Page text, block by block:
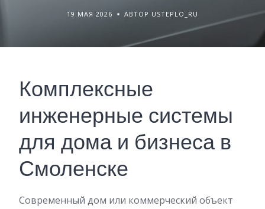
19 МАЯ 2026 АВТОР USTEPLO_RU
Комплексные
инженерные системы
для дома и бизнеса в
Смоленске
Современный дом или коммерческий объект